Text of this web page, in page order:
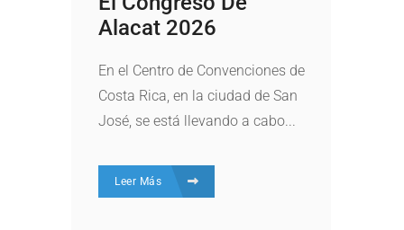
Alacat 2026
En el Centro de Convenciones de
Costa Rica, en la ciudad de San
José, se está llevando a cabo...
Leer Más